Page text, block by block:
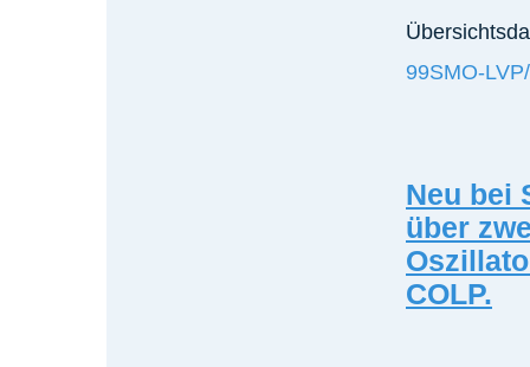
99SMO-
Neu bei
über
COLP.